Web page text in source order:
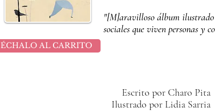
ÉCHALO AL CARRITO
"[M]aravilloso álbum ilustrado
sociales que viven personas y
Escrito por Charo Pita
Ilustrado por Lidia Sarria